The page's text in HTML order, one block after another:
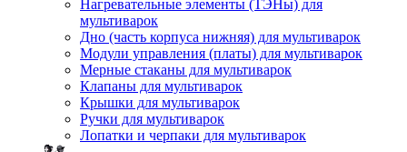
Нагревательные элементы (ТЭНы) для
мультиварок
Дно (часть корпуса нижняя) для мультиварок
Модули управления (платы) для мультиварок
Мерные стаканы для мультиварок
Клапаны для мультиварок
Крышки для мультиварок
Ручки для мультиварок
Лопатки и черпаки для мультиварок